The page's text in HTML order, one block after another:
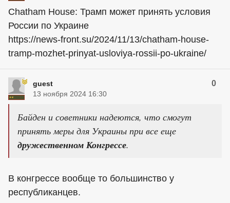
Chatham House: Трамп может принять условия
России по Украине
https://news-front.su/2024/11/13/chatham-house-
tramp-mozhet-prinyat-usloviya-rossii-po-ukraine/
guest 0
13 ноября 2024 16:30
Байден и советники надеются, что смогут
принять меры для Украины при все еще
дружественном Конгрессе.
В конгрессе вообще то большинство у
республиканцев.